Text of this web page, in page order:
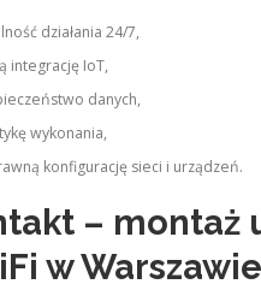
działania 24/7,
integrację IoT,
danych,
wykonania,
konfigurację sieci i urządzeń.
– montaż
w Warszawie